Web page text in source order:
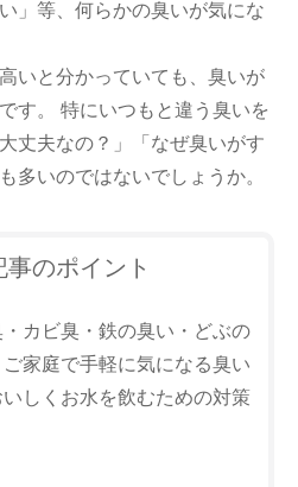
」等、何らかの臭いが気にな
いと分かっていても、臭いが
す。 特にいつもと違う臭いを
丈夫なの？」「なぜ臭いがす
多いのではないでしょうか。
のポイント
カビ臭・鉄の臭い・どぶの
家庭で手軽に気になる臭い
しくお水を飲むための対策